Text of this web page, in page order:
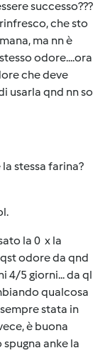
successo???
che sto
ma nn è
odore....ora
che deve
usarla qnd nn so
stessa farina?
la 0 x la
odore da qnd
4/5 giorni... da ql
qualcosa
stata in
è buona
anke la